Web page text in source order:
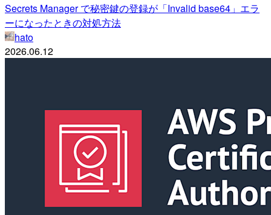
Secrets Manager で秘密鍵の登録が「Invalid base64」エラ
ーになったときの対処方法
hato
2026.06.12